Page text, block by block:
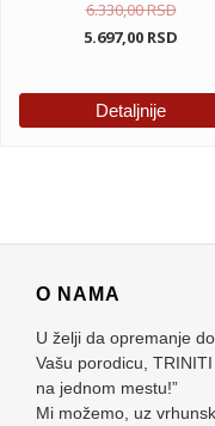
6.330,00RSD
5.697,00 RSD
Detaljnije
O NAMA
U želji da opremanje
Vašu porodicu,
na jednom mestu!”
Mi možemo, uz